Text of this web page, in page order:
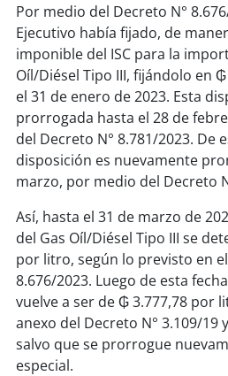
Por medio del Decreto N°
Ejecutivo había fijado, de
imponible del ISC para la
Oíl/Diésel Tipo III, fijándolo en
el 31 de enero de 2023. Esta
prorrogada hasta el 28 de
del Decreto N° 8.781/2023. De
disposición es nuevamente
marzo, por medio del Decreto
Así, hasta el 31 de marzo de
del Gas Oíl/Diésel Tipo III se
por litro, según lo previsto en
8.676/2023. Luego de esta
vuelve a ser de ₲ 3.777,78 por
anexo del Decreto N° 3.109/19
salvo que se prorrogue
especial.